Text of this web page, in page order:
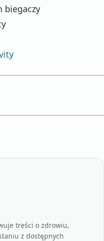
biegaczy
treści o zdrowiu,
z dostępnych